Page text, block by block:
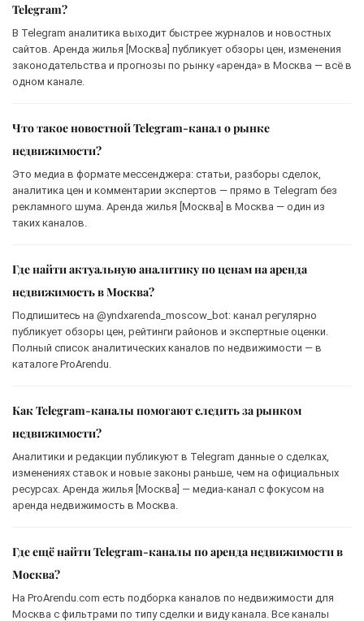
Telegram?
В Telegram аналитика выходит быстрее журналов и новостных
сайтов. Аренда жилья [Москва] публикует обзоры цен, изменения
законодательства и прогнозы по рынку «аренда» в Москва — всё в
одном канале.
Что такое новостной Telegram-канал о рынке
недвижимости?
Это медиа в формате мессенджера: статьи, разборы сделок,
аналитика цен и комментарии экспертов — прямо в Telegram без
рекламного шума. Аренда жилья [Москва] в Москва — один из
таких каналов.
Где найти актуальную аналитику по ценам на аренда
недвижимость в Москва?
Подпишитесь на @yndxarenda_moscow_bot: канал регулярно
публикует обзоры цен, рейтинги районов и экспертные оценки.
Полный список аналитических каналов по недвижимости — в
каталоге ProArendu.
Как Telegram-каналы помогают следить за рынком
недвижимости?
Аналитики и редакции публикуют в Telegram данные о сделках,
изменениях ставок и новые законы раньше, чем на официальных
ресурсах. Аренда жилья [Москва] — медиа-канал с фокусом на
аренда недвижимость в Москва.
Где ещё найти Telegram-каналы по аренда недвижимости в
Москва?
На ProArendu.com есть подборка каналов по недвижимости для
Москва с фильтрами по типу сделки и виду канала. Все каналы